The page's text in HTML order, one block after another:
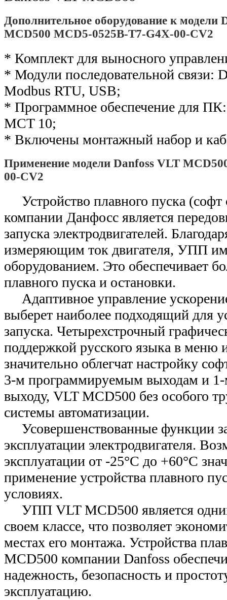
Дополнительное оборудование к модели
MCD500 MCD5-0525B-T7-G4X-00-CV2
* Комплект для выносного
* Модули последовательной связи:
Modbus RTU, USB;
* Программное обеспечение для
MCT 10;
* Включены монтажный набор и
Применение модели Danfoss VLT
00-CV2
Устройство плавного пуска (софт
компании Данфосс является
запуска электродвигателей.
измеряющим ток двигателя, УПП
оборудованием. Это обеспечивает
плавного пуска и остановки.
Адаптивное управление
выберет наиболее подходящий для
запуска. Четырехстрочный
поддержкой русского языка в меню
значительно облегчат настройку
3-м программируемым выходам и 1-
выходу, VLT MCD500 без особого
системы автоматизации.
Усовершенствованные функции
эксплуатации электродвигателя.
эксплуатации от -25°С до +60°С
применение устройства плавного
условиях.
УПП VLT MCD500 является
своем классе, что позволяет
местах его монтажа. Устройства
MCD500 компании Danfoss
надежность, безопасность и
эксплуатацию.